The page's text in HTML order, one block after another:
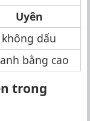
Uyên
không dấu
bằng cao
trong